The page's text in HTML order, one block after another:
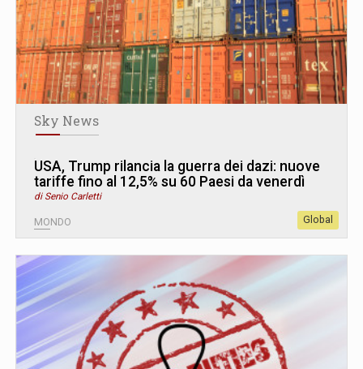
Sky News
USA, Trump rilancia la guerra dei dazi: nuove
tariffe fino al 12,5% su 60 Paesi da venerdì
di Senio Carletti
MONDO Global